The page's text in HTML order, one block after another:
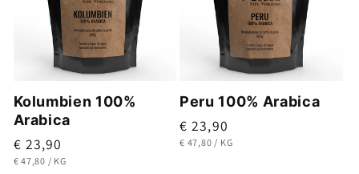
Kolumbien 100%
Arabica
Normaler
Preis
€ 23,90
GRUNDPREIS
€ 47,80 / PRO
KG
Peru 100% Arabica
Normaler
Preis
€ 23,90
GRUNDPREIS
€ 47,80 / PRO
KG